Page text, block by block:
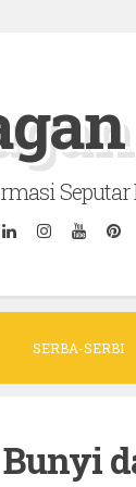
SERBA-SERBI